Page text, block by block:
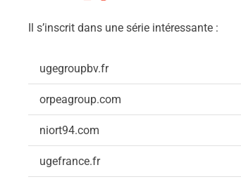
Il s’inscrit dans une série intéressante :
ugegroupbv.fr
orpeagroup.com
niort94.com
ugefrance.fr